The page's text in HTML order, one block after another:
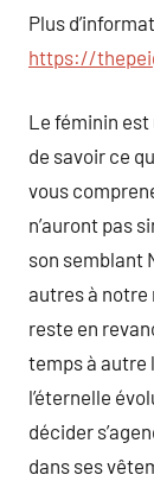
Plus
https://
Le féminin est
de savoir ce
vous
n’auront pas
son semblant
autres à notre
reste en
temps à autre
l’éternelle
décider
dans ses